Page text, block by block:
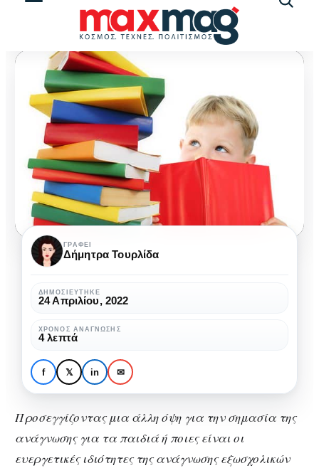
ΒΙΒΛΊΟ
Προσεγγίζοντας μια άλλη
όψη της σημασίας της
ανάγνωσης για τα παιδιά
Προσεγγίζοντας
μια
άλλη
όψη
της
σημασίας
της
ανάγνωσης
τα
παιδιά
ΓΡΆΦΕΙ
Δήμητρα Τουρλίδα
ΔΗΜΟΣΙΕΎΤΗΚΕ
24 Απριλίου, 2022
ΧΡΌΝΟΣ ΑΝΆΓΝΩΣΗΣ
4 λεπτά
f 𝕏 in ✉
Προσεγγίζοντας μια άλλη όψη για την σημασία της
ανάγνωσης για τα παιδιά ή ποιες είναι οι
ευεργετικές ιδιότητες της ανάγνωσης εξωσχολικών